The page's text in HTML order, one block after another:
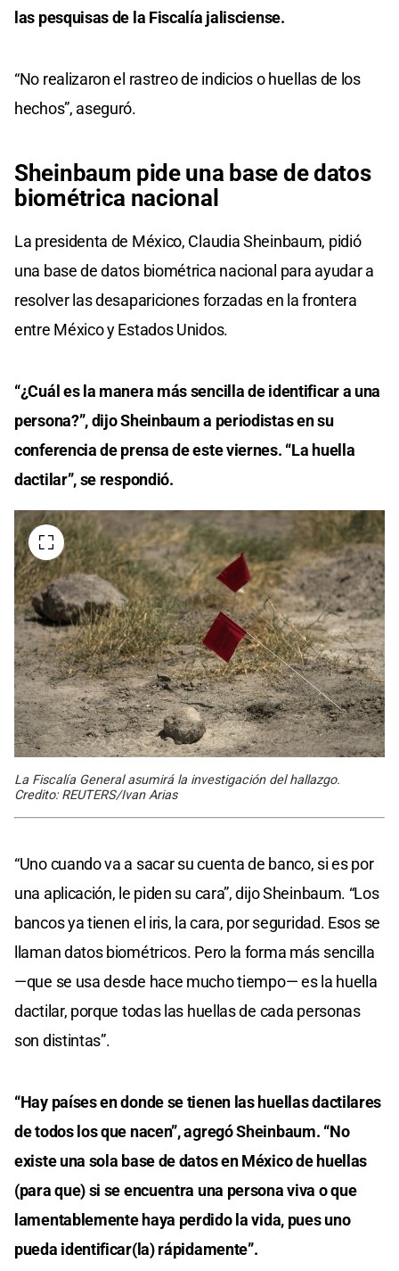
las pesquisas de la Fiscalía jalisciense.
“No realizaron el rastreo de indicios o huellas de los
hechos”, aseguró.
Sheinbaum pide una base de datos
biométrica nacional
La presidenta de México, Claudia Sheinbaum, pidió
una base de datos biométrica nacional para ayudar a
resolver las desapariciones forzadas en la frontera
entre México y Estados Unidos.
“¿Cuál es la manera más sencilla de identificar a una
persona?”, dijo Sheinbaum a periodistas en su
conferencia de prensa de este viernes. “La huella
dactilar”, se respondió.
La Fiscalía General asumirá la investigación del hallazgo.
Credito: REUTERS/Ivan Arias
“Uno cuando va a sacar su cuenta de banco, si es por
una aplicación, le piden su cara”, dijo Sheinbaum. “Los
bancos ya tienen el iris, la cara, por seguridad. Esos se
llaman datos biométricos. Pero la forma más sencilla
—que se usa desde hace mucho tiempo— es la huella
dactilar, porque todas las huellas de cada personas
son distintas”.
“Hay países en donde se tienen las huellas dactilares
de todos los que nacen”, agregó Sheinbaum. “No
existe una sola base de datos en México de huellas
(para que) si se encuentra una persona viva o que
lamentablemente haya perdido la vida, pues uno
pueda identificar(la) rápidamente”.